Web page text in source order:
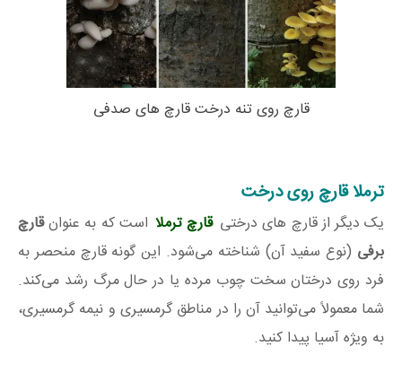
قارچ روی تنه درخت قارچ های صدفی
ترملا قارچ روی درخت
یک دیگر از قارچ های درختی قارچ ترملا است که به عنوانقارچ
برفی (نوع سفید آن) شناخته می‌شود. این گونه قارچ منحصر به
فرد روی درختان سخت چوب مرده یا در حال مرگ رشد می‌کند.
شما معمولاً می‌توانید آن را در مناطق گرمسیری و نیمه گرمسیری،
به ویژه آسیا پیدا کنید.